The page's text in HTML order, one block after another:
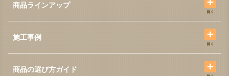
商品ラインアップ
施工事例
商品の選び方ガイド